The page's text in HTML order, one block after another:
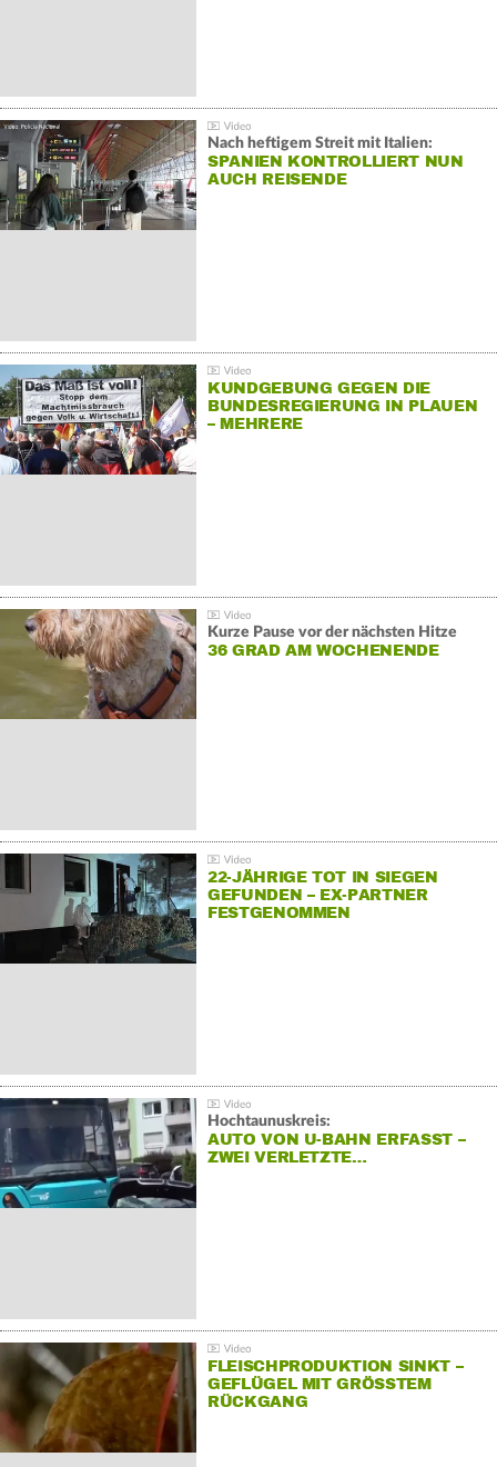
Nach heftigem Streit mit Italien:
SPANIEN KONTROLLIERT NUN
AUCH REISENDE
KUNDGEBUNG GEGEN DIE
BUNDESREGIERUNG IN PLAUEN
– MEHRERE
Kurze Pause vor der nächsten Hitze
36 GRAD AM WOCHENENDE
22-JÄHRIGE TOT IN SIEGEN
GEFUNDEN – EX-PARTNER
FESTGENOMMEN
Hochtaunuskreis:
AUTO VON U-BAHN ERFASST –
ZWEI VERLETZTE…
FLEISCHPRODUKTION SINKT –
GEFLÜGEL MIT GRÖSSTEM R
ÜCKGANG